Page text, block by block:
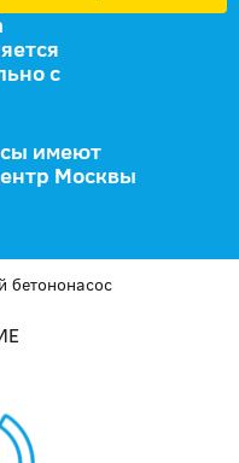
с
имеют
Москвы
бетононасос